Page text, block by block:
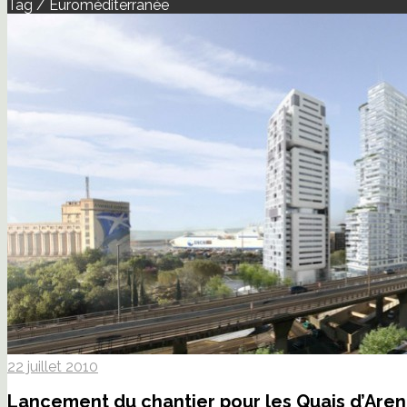
Tag / Euroméditerranée
22 juillet 2010
Lancement du chantier pour les Quais